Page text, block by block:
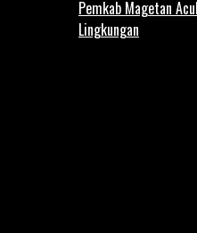
Pemkab Magetan
Lingkungan